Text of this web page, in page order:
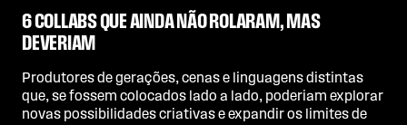
6 COLLABS QUE AINDA NÃO ROLARAM, MAS
DEVERIAM
Produtores de gerações, cenas e linguagens distintas
que, se fossem colocados lado a lado, poderiam explorar
novas possibilidades criativas e expandir os limites de